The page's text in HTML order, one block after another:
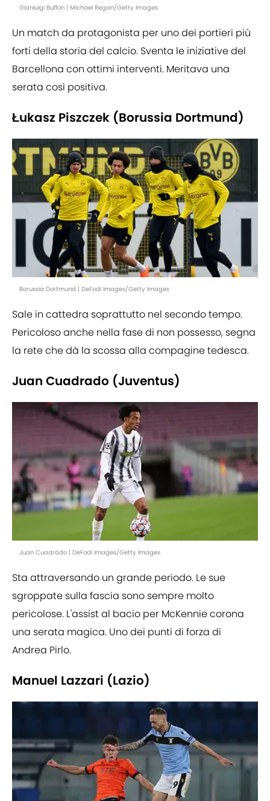
Gianluigi Buffon | Michael Regan/Getty Images
Un match da protagonista per uno dei portieri più
forti della storia del calcio. Sventa le iniziative del
Barcellona con ottimi interventi. Meritava una
serata così positiva.
Łukasz Piszczek (Borussia Dortmund)
Borussia Dortmund | DeFodi Images/Getty Images
Sale in cattedra soprattutto nel secondo tempo.
Pericoloso anche nella fase di non possesso, segna
la rete che dà la scossa alla compagine tedesca.
Juan Cuadrado (Juventus)
Juan Cuadrado | DeFodi Images/Getty Images
Sta attraversando un grande periodo. Le sue
sgroppate sulla fascia sono sempre molto
pericolose. L'assist al bacio per McKennie corona
una serata magica. Uno dei punti di forza di
Andrea Pirlo.
Manuel Lazzari (Lazio)